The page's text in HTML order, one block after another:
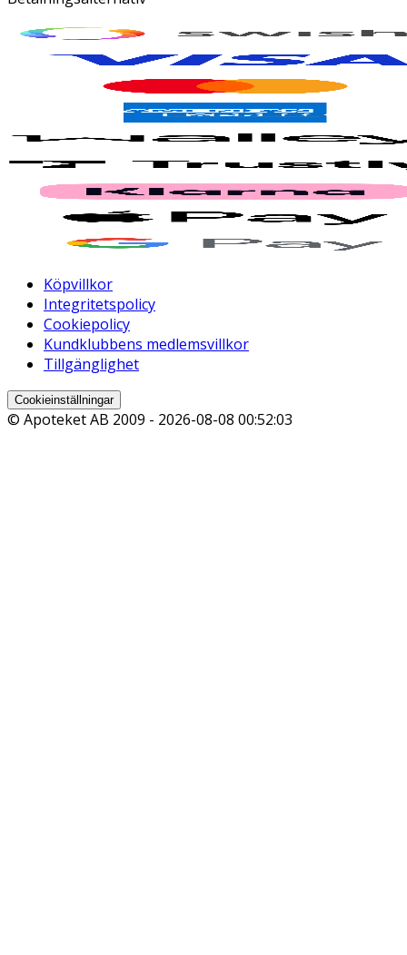
Köpvillkor
Integritetspolicy
Cookiepolicy
Kundklubbens medlemsvillkor
Tillgänglighet
Cookieinställningar
© Apoteket AB 2009 - 2026-08-08 00:52:03